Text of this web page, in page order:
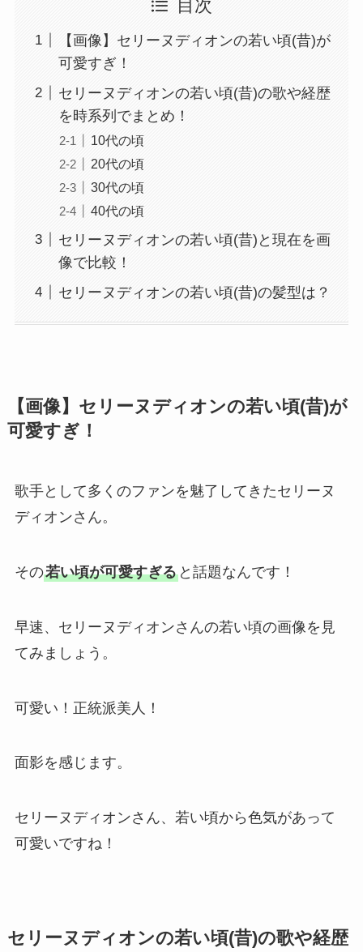
目次
【画像】セリーヌディオンの若い頃(昔)が
可愛すぎ！
セリーヌディオンの若い頃(昔)の歌や経歴
を時系列でまとめ！
10代の頃
20代の頃
30代の頃
40代の頃
セリーヌディオンの若い頃(昔)と現在を画
像で比較！
セリーヌディオンの若い頃(昔)の髪型は？
【画像】セリーヌディオンの若い頃(昔)が
可愛すぎ！
歌手として多くのファンを魅了してきたセリーヌ
ディオンさん。
その若い頃が可愛すぎると話題なんです！
早速、セリーヌディオンさんの若い頃の画像を見
てみましょう。
可愛い！正統派美人！
面影を感じます。
セリーヌディオンさん、若い頃から色気があって
可愛いですね！
セリーヌディオンの若い頃(昔)の歌や経歴